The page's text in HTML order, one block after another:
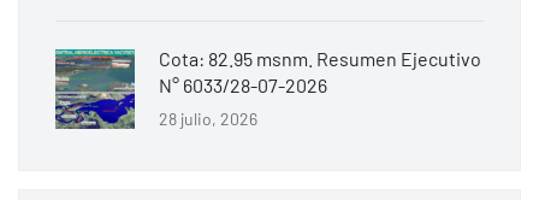
Cota: 82.95 msnm. Resumen Ejecutivo
N° 6033/28-07-2026
28 julio, 2026